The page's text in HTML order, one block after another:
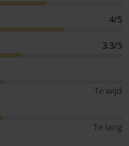
4/5
3.3/5
Te wijd
Te lang